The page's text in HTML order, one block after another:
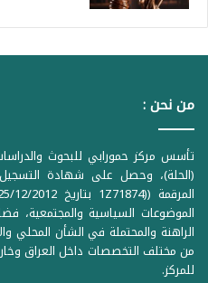
من نحن :
(الحلة)، وحصل على شهادة
الموضوعات السياسية والمجتمعية،
الراهنة والمحتملة في الشأن المحلي
من مختلف التخصصات داخل العراق
للمركز.